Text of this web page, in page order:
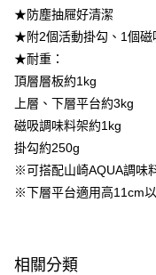
★防塵抽屜好清潔
★附2個活動掛勾、1個磁
★耐重：
頂層層板約1kg
上層、下層平台約3kg
磁吸調味料架約1kg
掛勾約250g
※可搭配山崎AQUA調味
※下層平台適用高11cm
相關分類